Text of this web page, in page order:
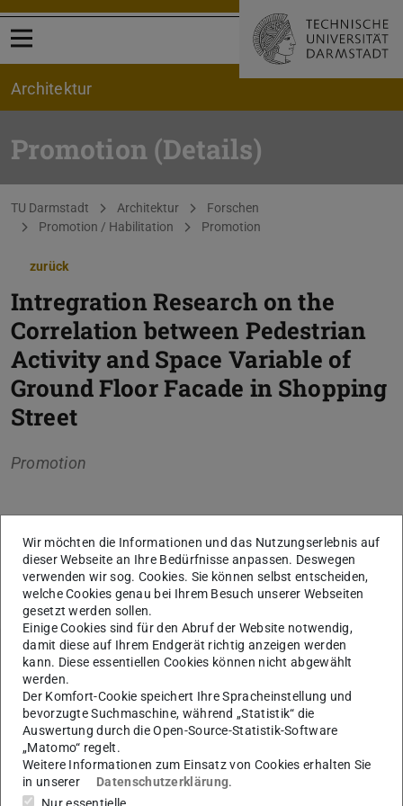
Menü öffnen
Architektur
Promotion (Details)
Sie befinden sich hier:
TU Darmstadt Architektur
Forschen
Promotion / Habilitation
Promotion
zurück
Intregration Research on the
Correlation between Pedestrian
Activity and Space Variable of
Ground Floor Facade in Shopping
Street
Promotion
Kerndaten
KONTAKT
Weitere Daten
04.06.2019
Angenommen am
04.06.2019
Wir möchten die Informationen und das Nutzungserlebnis auf
dieser Webseite an Ihre Bedürfnisse anpassen. Deswegen
verwenden wir sog. Cookies. Sie können selbst entscheiden,
welche Cookies genau bei Ihrem Besuch unserer Webseiten
gesetzt werden sollen.
Einige Cookies sind für den Abruf der Website notwendig,
damit diese auf Ihrem Endgerät richtig anzeigen werden
kann. Diese essentiellen Cookies können nicht abgewählt
werden.
Der Komfort-Cookie speichert Ihre Spracheinstellung und
bevorzugte Suchmaschine, während „Statistik“ die
Auswertung durch die Open-Source-Statistik-Software
„Matomo“ regelt.
Weitere Informationen zum Einsatz von Cookies erhalten Sie
in unserer
Datenschutzerklärung.